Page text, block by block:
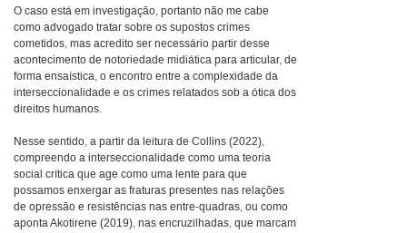
O caso está em investigação, portanto não me cabe
como advogado tratar sobre os supostos crimes
cometidos, mas acredito ser necessário partir desse
acontecimento de notoriedade midiática para articular, de
forma ensaística, o encontro entre a complexidade da
interseccionalidade e os crimes relatados sob a ótica dos
direitos humanos.
Nesse sentido, a partir da leitura de Collins (2022),
compreendo a interseccionalidade como uma teoria
social crítica que age como uma lente para que
possamos enxergar as fraturas presentes nas relações
de opressão e resistências nas entre-quadras, ou como
aponta Akotirene (2019), nas encruzilhadas, que marcam